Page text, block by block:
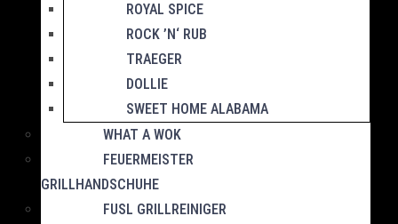
ROYAL SPICE
ROCK ’N‘ RUB
TRAEGER
DOLLIE
SWEET HOME ALABAMA
WHAT A WOK
FEUERMEISTER
GRILLHANDSCHUHE
FUSL GRILLREINIGER